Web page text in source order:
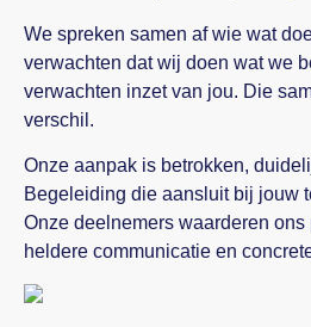
We spreken samen af wie wat
verwachten dat wij doen wat we
verwachten inzet van jou. Die
verschil.
Onze aanpak is betrokken,
Begeleiding die aansluit bij jouw
Onze deelnemers waarderen
heldere communicatie en